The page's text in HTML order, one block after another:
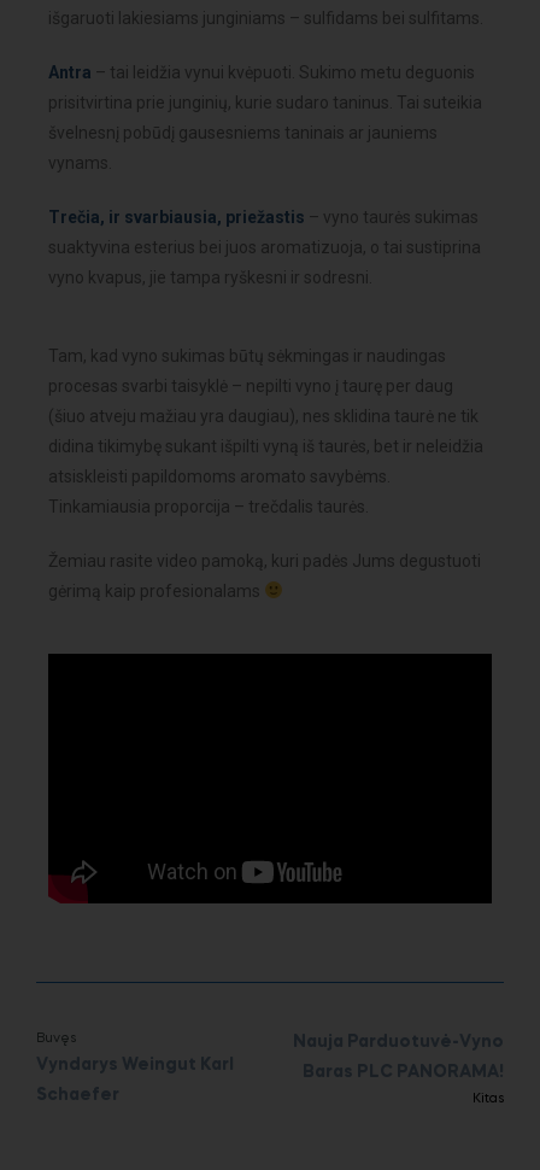
išgaruoti lakiesiams junginiams – sulfidams bei sulfitams.
Antra – tai leidžia vynui kvėpuoti. Sukimo metu deguonis
prisitvirtina prie junginių, kurie sudaro taninus. Tai suteikia
švelnesnį pobūdį gausesniems taninais ar jauniems
vynams.
Trečia, ir svarbiausia, priežastis – vyno taurės sukimas
suaktyvina esterius bei juos aromatizuoja, o tai sustiprina
vyno kvapus, jie tampa ryškesni ir sodresni.
Tam, kad vyno sukimas būtų sėkmingas ir naudingas
procesas svarbi taisyklė – nepilti vyno į taurę per daug
(šiuo atveju mažiau yra daugiau), nes sklidina taurė ne tik
didina tikimybę sukant išpilti vyną iš taurės, bet ir neleidžia
atsiskleisti papildomoms aromato savybėms.
Tinkamiausia proporcija – trečdalis taurės.
Žemiau rasite video pamoką, kuri padės Jums degustuoti
gėrimą kaip profesionalams
Buvęs
Vyndarys Weingut Karl
Schaefer
Kitas
Nauja Parduotuvė-Vyno
Baras PLC PANORAMA!